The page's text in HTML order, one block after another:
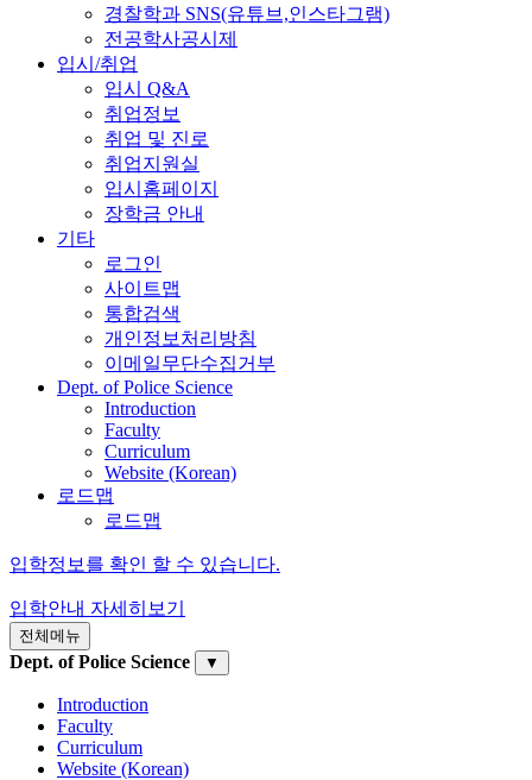
경찰학과 SNS(유튜브,인스타그램)
전공학사공시제
입시/취업
입시 Q&A
취업정보
취업 및 진로
취업지원실
입시홈페이지
장학금 안내
기타
로그인
사이트맵
통합검색
개인정보처리방침
이메일무단수집거부
Dept. of Police Science
Introduction
Faculty
Curriculum
Website (Korean)
로드맵
로드맵
입학정보를 확인 할 수 있습니다.
입학안내 자세히보기
전체메뉴
Dept. of Police Science ▼
Introduction
Faculty
Curriculum
Website (Korean)